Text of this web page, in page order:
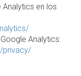
en los
Analytics:
privacy/